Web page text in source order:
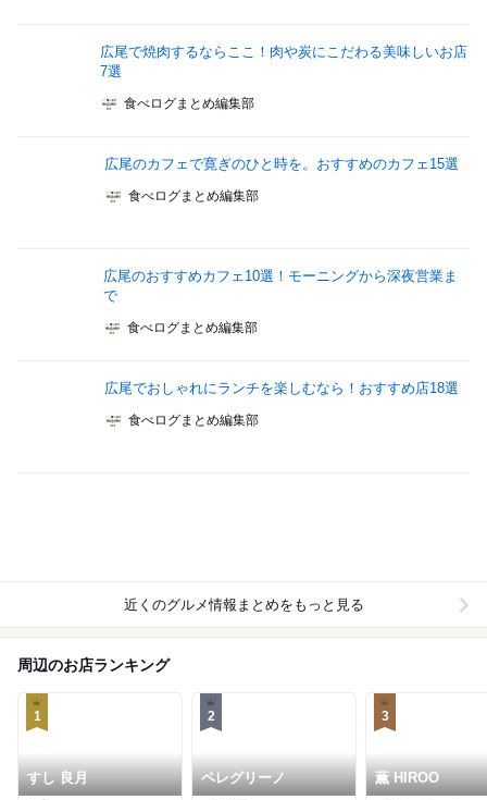
広尾で焼肉するならここ！肉や炭にこだわる美味しいお店
7選
食べログまとめ編集部
広尾のカフェで寛ぎのひと時を。おすすめのカフェ15選
食べログまとめ編集部
広尾のおすすめカフェ10選！モーニングから深夜営業ま
で
食べログまとめ編集部
広尾でおしゃれにランチを楽しむなら！おすすめ店18選
食べログまとめ編集部
近くのグルメ情報まとめをもっと見る
周辺のお店ランキング
1
すし 良月
2
ペレグリーノ
3
薫 HIROO